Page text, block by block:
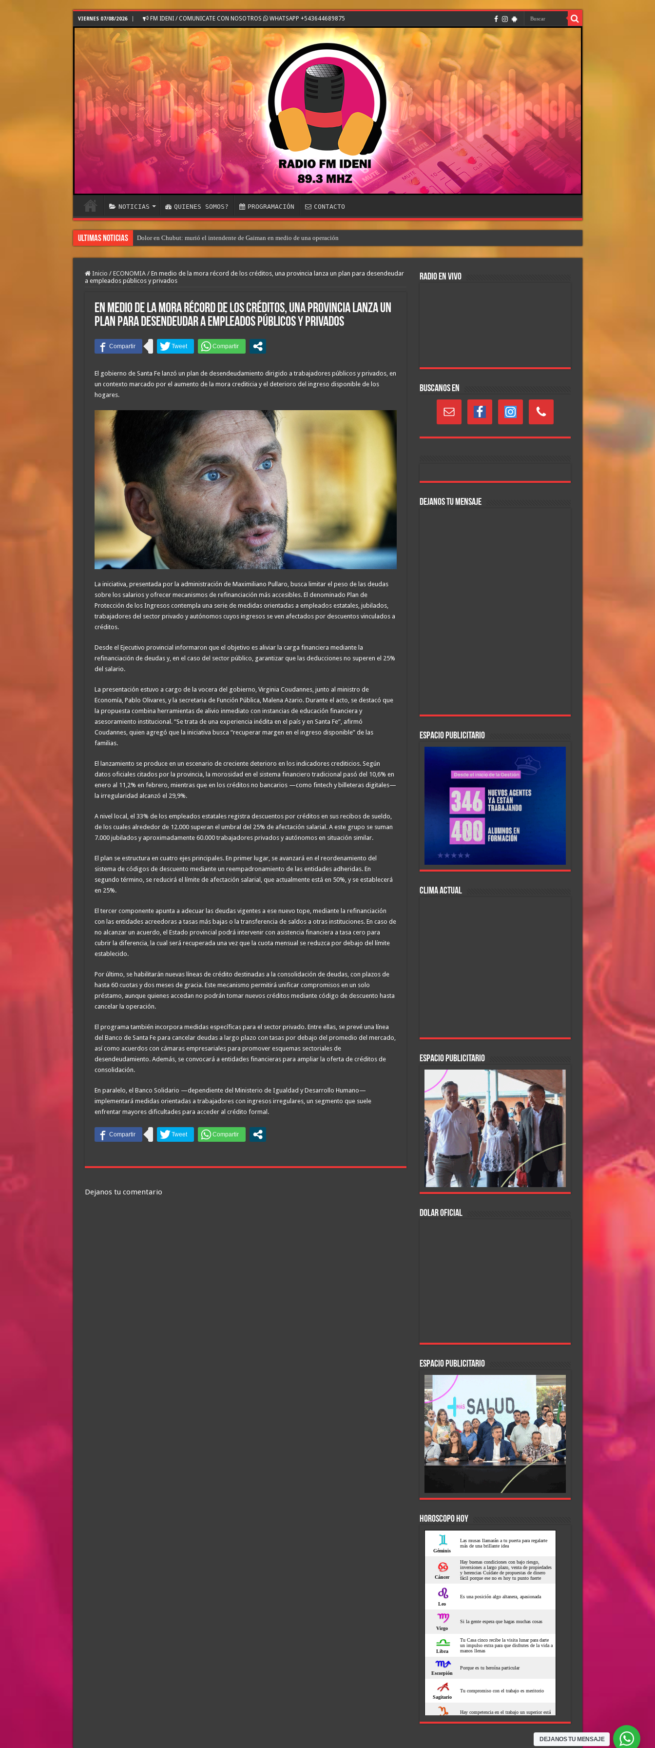
DEJANOS TU MENSAJE
VIERNES 07/08/2026 FM IDENI / COMUNICATE CON NOSOTROS WHATSAPP +543644689875
NOTICIAS QUIENES SOMOS? PROGRAMACIÓN CONTACTO
Ultimas Noticias Dolor en Chubut: murió el intendente de Gaiman en medio de una operación
Inicio / ECONOMIA / En medio de la mora récord de los créditos, una provincia lanza un plan para desendeudar
a empleados públicos y privados
En medio de la mora récord de los créditos, una provincia lanza un
plan para desendeudar a empleados públicos y privados
El gobierno de Santa Fe lanzó un plan de desendeudamiento dirigido a trabajadores públicos y privados, en
un contexto marcado por el aumento de la mora crediticia y el deterioro del ingreso disponible de los
hogares.
La iniciativa, presentada por la administración de Maximiliano Pullaro, busca limitar el peso de las deudas
sobre los salarios y ofrecer mecanismos de refinanciación más accesibles. El denominado Plan de
Protección de los Ingresos contempla una serie de medidas orientadas a empleados estatales, jubilados,
trabajadores del sector privado y autónomos cuyos ingresos se ven afectados por descuentos vinculados a
créditos.
Desde el Ejecutivo provincial informaron que el objetivo es aliviar la carga financiera mediante la
refinanciación de deudas y, en el caso del sector público, garantizar que las deducciones no superen el 25%
del salario.
La presentación estuvo a cargo de la vocera del gobierno, Virginia Coudannes, junto al ministro de
Economía, Pablo Olivares, y la secretaria de Función Pública, Malena Azario. Durante el acto, se destacó que
la propuesta combina herramientas de alivio inmediato con instancias de educación financiera y
asesoramiento institucional. “Se trata de una experiencia inédita en el país y en Santa Fe”, afirmó
Coudannes, quien agregó que la iniciativa busca “recuperar margen en el ingreso disponible” de las
familias.
El lanzamiento se produce en un escenario de creciente deterioro en los indicadores crediticios. Según
datos oficiales citados por la provincia, la morosidad en el sistema financiero tradicional pasó del 10,6% en
enero al 11,2% en febrero, mientras que en los créditos no bancarios —como fintech y billeteras digitales—
la irregularidad alcanzó el 29,9%.
A nivel local, el 33% de los empleados estatales registra descuentos por créditos en sus recibos de sueldo,
de los cuales alrededor de 12.000 superan el umbral del 25% de afectación salarial. A este grupo se suman
7.000 jubilados y aproximadamente 60.000 trabajadores privados y autónomos en situación similar.
El plan se estructura en cuatro ejes principales. En primer lugar, se avanzará en el reordenamiento del
sistema de códigos de descuento mediante un reempadronamiento de las entidades adheridas. En
segundo término, se reducirá el límite de afectación salarial, que actualmente está en 50%, y se establecerá
en 25%.
El tercer componente apunta a adecuar las deudas vigentes a ese nuevo tope, mediante la refinanciación
con las entidades acreedoras a tasas más bajas o la transferencia de saldos a otras instituciones. En caso de
no alcanzar un acuerdo, el Estado provincial podrá intervenir con asistencia financiera a tasa cero para
cubrir la diferencia, la cual será recuperada una vez que la cuota mensual se reduzca por debajo del límite
establecido.
Por último, se habilitarán nuevas líneas de crédito destinadas a la consolidación de deudas, con plazos de
hasta 60 cuotas y dos meses de gracia. Este mecanismo permitirá unificar compromisos en un solo
préstamo, aunque quienes accedan no podrán tomar nuevos créditos mediante código de descuento hasta
cancelar la operación.
El programa también incorpora medidas específicas para el sector privado. Entre ellas, se prevé una línea
del Banco de Santa Fe para cancelar deudas a largo plazo con tasas por debajo del promedio del mercado,
así como acuerdos con cámaras empresariales para promover esquemas sectoriales de
desendeudamiento. Además, se convocará a entidades financieras para ampliar la oferta de créditos de
consolidación.
En paralelo, el Banco Solidario —dependiente del Ministerio de Igualdad y Desarrollo Humano—
implementará medidas orientadas a trabajadores con ingresos irregulares, un segmento que suele
enfrentar mayores dificultades para acceder al crédito formal.
Dejanos tu comentario
RADIO EN VIVO
BUSCANOS EN
DEJANOS TU MENSAJE
ESPACIO PUBLICITARIO
CLIMA ACTUAL
ESPACIO PUBLICITARIO
DOLAR OFICIAL
ESPACIO PUBLICITARIO
HOROSCOPO HOY